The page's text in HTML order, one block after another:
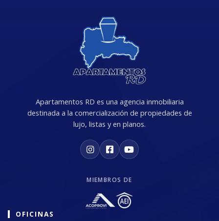
Apartamentos RD es una agencia inmobiliaria
destinada a la comercialización de propiedades de
lujo, listas y en planos.
MIEMBROS DE
OFICINAS